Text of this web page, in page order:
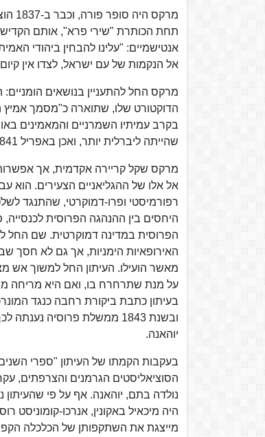
תחת הכותרת "שירי פרא", אותם הקדיש
אנטישמיים: "עלינו להבחין ביהודי
אל הנקמות של עם ישראל, לצדו אין
מרקס החל להתעניין בנושאים
הדוקטורט שלו, שתוארה כ"מסמך אמיץ
בקרב עמיתיו השמרניים והמאמינים
שהייתה ליברלית יותר, ואכן באפריל 1841 קיבל על סמך התזה תואר Ph.D מאת האוניברסיטה.
מרקס שקל קריירה אקדמית, אך אפשרות
רפורמיסטי ופרו-דמוקרטי, שהתנגד
היחסים בין ההנהגה הפרוסית
הפרוסית במדינה דמוקרטית. שם החל
האירופאיות הימניות, אך גם לא חסך
מאשר הועילו. העיתון החל למשוך אש
על מנת שתרחרח בו, ואם היא מריחה
בעיתון כתבת ביקורת רחבה כנגד
יוהאנה.
נולדה בתם, יוהאנה. אף על פי שהעיתון
מייצגת את השתקפותן של הכלכלה